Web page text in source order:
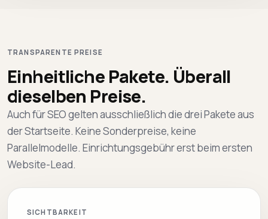
TRANSPARENTE PREISE
Einheitliche Pakete. Überall
dieselben Preise.
Auch für SEO gelten ausschließlich die drei Pakete aus
der Startseite. Keine Sonderpreise, keine
Parallelmodelle. Einrichtungsgebühr erst beim ersten
Website-Lead.
SICHTBARKEIT